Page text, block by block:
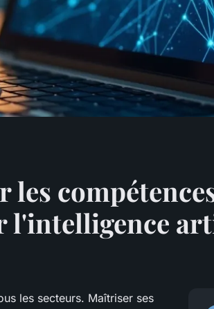
l'intelligence
les secteurs. Maîtriser ses